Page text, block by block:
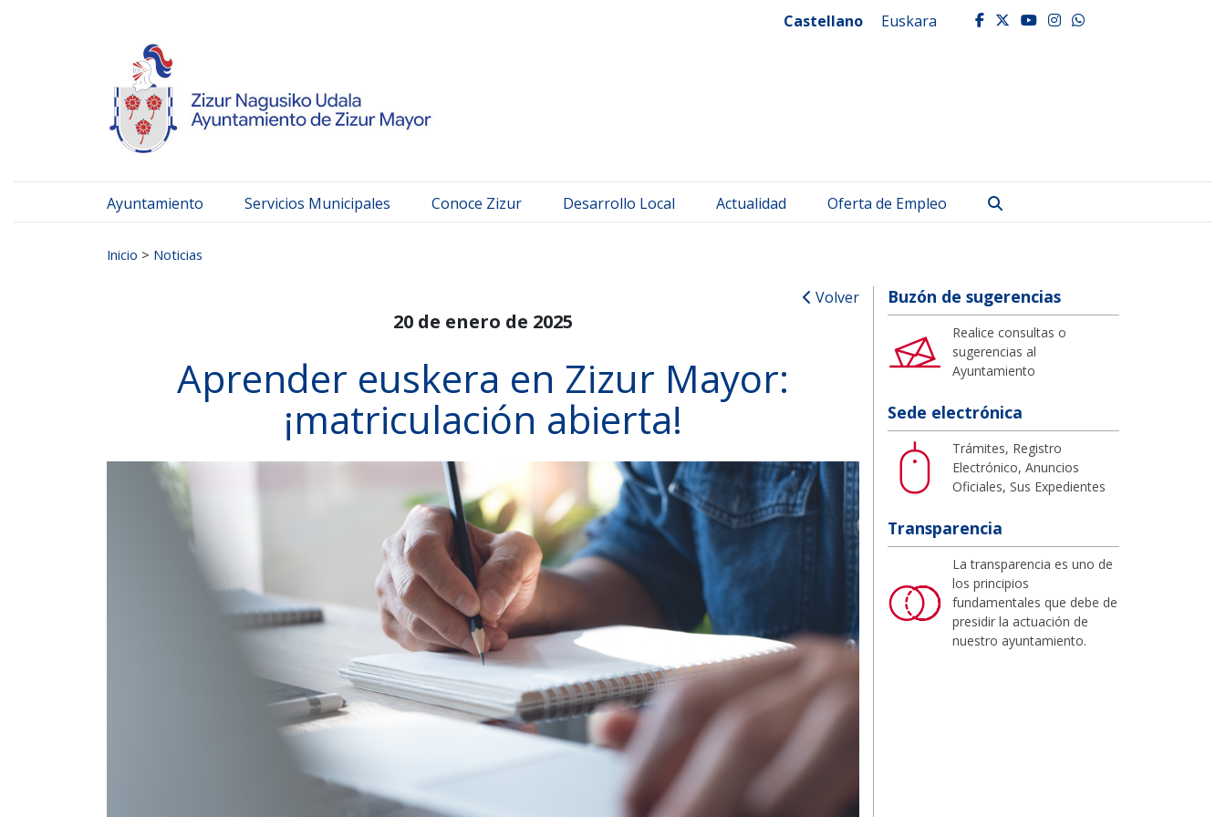
Castellano Euskara facebook
twitter
youtube
instagram
whatsapp
Ayuntamiento Servicios Municipales Conoce Zizur Desarrollo Local Actualidad Oferta de Empleo
Inicio > Noticias
Volver
20 de enero de 2025
Aprender euskera en Zizur Mayor:
¡matriculación abierta!
Buzón de sugerencias
Realice consultas o
sugerencias al
Ayuntamiento
Sede electrónica
Trámites, Registro
Electrónico, Anuncios
Oficiales, Sus Expedientes
Transparencia
La transparencia es uno de
los principios
fundamentales que debe de
presidir la actuación de
nuestro ayuntamiento.